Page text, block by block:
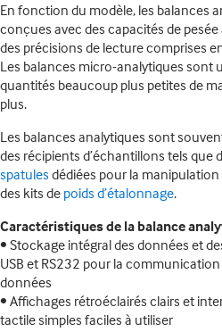
En fonction du modèle, les balances
conçues avec des capacités de
des précisions de lecture comprises
Les balances micro-analytiques sont
quantités beaucoup plus petites de
plus.
Les balances analytiques sont
des récipients d’échantillons tels que
spatules dédiées pour la
des kits de poids d’étalonnage.
Caractéristiques de la balance
• Stockage intégral des données et
USB et RS232 pour la
données
• Affichages rétroéclairés clairs et
tactile simples faciles à utiliser